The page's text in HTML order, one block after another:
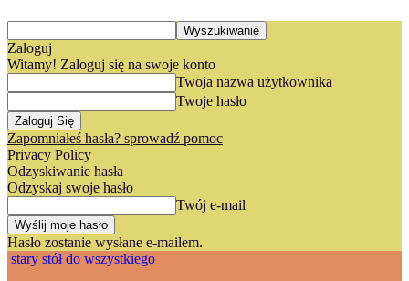
Zaloguj
Witamy! Zaloguj się na swoje konto
Twoja nazwa użytkownika
Twoje hasło
Zapomniałeś hasła? sprowadź pomoc
Privacy Policy
Odzyskiwanie hasła
Odzyskaj swoje hasło
Twój e-mail
Hasło zostanie wysłane e-mailem.
stary stół do wszystkiego